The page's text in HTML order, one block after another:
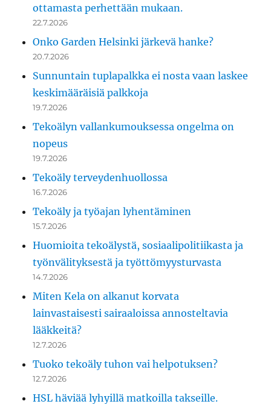
ottamasta perhettään mukaan.
22.7.2026
Onko Garden Helsinki järkevä hanke?
20.7.2026
Sunnuntain tuplapalkka ei nosta vaan laskee
keskimääräisiä palkkoja
19.7.2026
Tekoälyn vallankumouksessa ongelma on
nopeus
19.7.2026
Tekoäly terveydenhuollossa
16.7.2026
Tekoäly ja työajan lyhentäminen
15.7.2026
Huomioita tekoälystä, sosiaalipolitiikasta ja
työnvälityksestä ja työttömyysturvasta
14.7.2026
Miten Kela on alkanut korvata
lainvastaisesti sairaaloissa annosteltavia
lääkkeitä?
12.7.2026
Tuoko tekoäly tuhon vai helpotuksen?
12.7.2026
HSL häviää lyhyillä matkoilla takseille.